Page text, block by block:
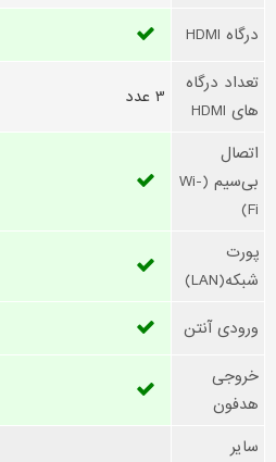
درگاه HDMI
تعداد درگاه
های HDMI
3 عدد
اتصال
بی‌سیم (Wi-
Fi)
پورت
شبکه(LAN)
ورودی آنتن
خروجی
هدفون
سایر